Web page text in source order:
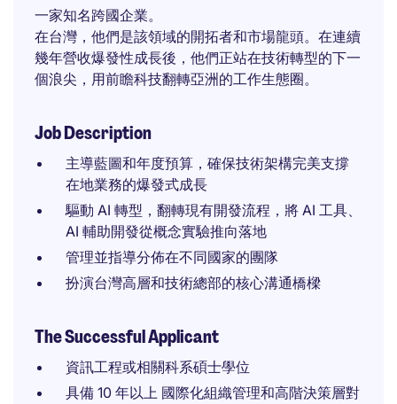
一家知名跨國企業。
在台灣，他們是該領域的開拓者和市場龍頭。在連續
幾年營收爆發性成長後，他們正站在技術轉型的下一
個浪尖，用前瞻科技翻轉亞洲的工作生態圈。
Job Description
主導藍圖和年度預算，確保技術架構完美支撐
在地業務的爆發式成長
驅動 AI 轉型，翻轉現有開發流程，將 AI 工具、
AI 輔助開發從概念實驗推向落地
管理並指導分佈在不同國家的團隊
扮演台灣高層和技術總部的核心溝通橋樑
The Successful Applicant
資訊工程或相關科系碩士學位
具備 10 年以上 國際化組織管理和高階決策層對